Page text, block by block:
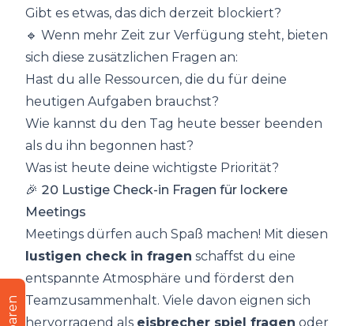
Gibt es etwas, das dich derzeit blockiert?
🔹 Wenn mehr Zeit zur Verfügung steht, bieten
sich diese zusätzlichen Fragen an:
Hast du alle Ressourcen, die du für deine
heutigen Aufgaben brauchst?
Wie kannst du den Tag heute besser beenden
als du ihn begonnen hast?
Was ist heute deine wichtigste Priorität?
🎉 20 Lustige Check-in Fragen für lockere
Meetings
Meetings dürfen auch Spaß machen! Mit diesen
lustigen check in fragen schaffst du eine
entspannte Atmosphäre und förderst den
Teamzusammenhalt. Viele davon eignen sich
hervorragend als eisbrecher spiel fragen oder